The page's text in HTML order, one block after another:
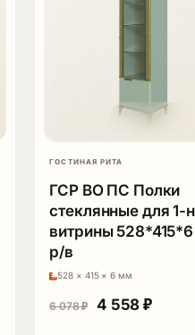
составляла 122 157 ₽.
91 618 ₽.
ГОСТИНАЯ РИТА
ГСР ВО ПС Полки
стеклянные для 1-
витрины
р/в
528 × 415 × 6 мм
6 078₽ 4 558₽